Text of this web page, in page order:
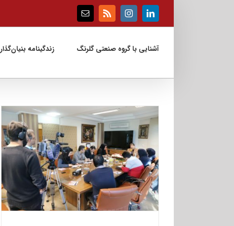
LinkedIn
Instagram
Rss
Email
آشنایی با گروه صنعتی گلرنگ زندگینامه بنیان‌گذار